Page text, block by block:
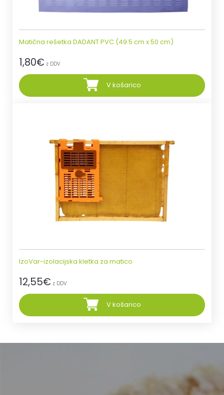
Matična rešetka DADANT PVC (49.5 cm x 50 cm)
1,80€ z DDV
V košarico
IzoVar-izolacijska kletka za matico
12,55€ z DDV
V košarico